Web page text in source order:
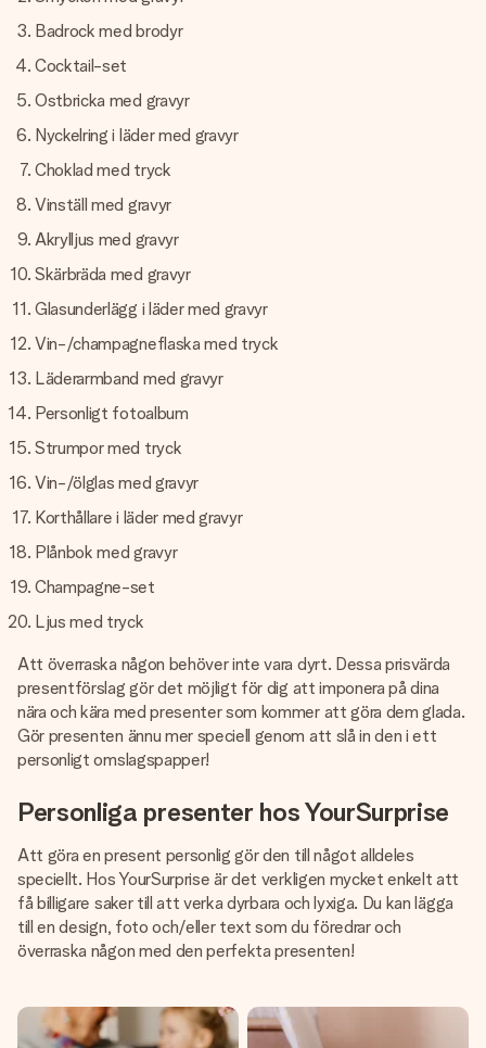
Badrock med brodyr
Cocktail-set
Ostbricka med gravyr
Nyckelring i läder med gravyr
Choklad med tryck
Vinställ med gravyr
Akrylljus med gravyr
Skärbräda med gravyr
Glasunderlägg i läder med gravyr
Vin-/champagneflaska med tryck
Läderarmband med gravyr
Personligt fotoalbum
Strumpor med tryck
Vin-/ölglas med gravyr
Korthållare i läder med gravyr
Plånbok med gravyr
Champagne-set
Ljus med tryck
Att överraska någon behöver inte vara dyrt. Dessa prisvärda
presentförslag gör det möjligt för dig att imponera på dina
nära och kära med presenter som kommer att göra dem glada.
Gör presenten ännu mer speciell genom att slå in den i ett
personligt omslagspapper!
Personliga presenter hos YourSurprise
Att göra en present personlig gör den till något alldeles
speciellt. Hos YourSurprise är det verkligen mycket enkelt att
få billigare saker till att verka dyrbara och lyxiga. Du kan lägga
till en design, foto och/eller text som du föredrar och
överraska någon med den perfekta presenten!